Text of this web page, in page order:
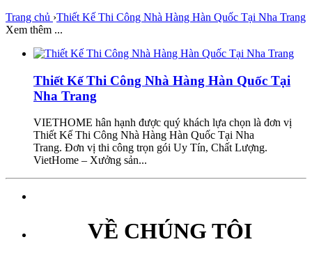
Trang chủ ›Thiết Kế Thi Công Nhà Hàng Hàn Quốc Tại Nha Trang
Xem thêm ...
Thiết Kế Thi Công Nhà Hàng Hàn Quốc Tại
Nha Trang
VIETHOME hân hạnh được quý khách lựa chọn là đơn vị
Thiết Kế Thi Công Nhà Hàng Hàn Quốc Tại Nha
Trang. Đơn vị thi công trọn gói Uy Tín, Chất Lượng.
VietHome – Xưởng sản...
VỀ CHÚNG TÔI